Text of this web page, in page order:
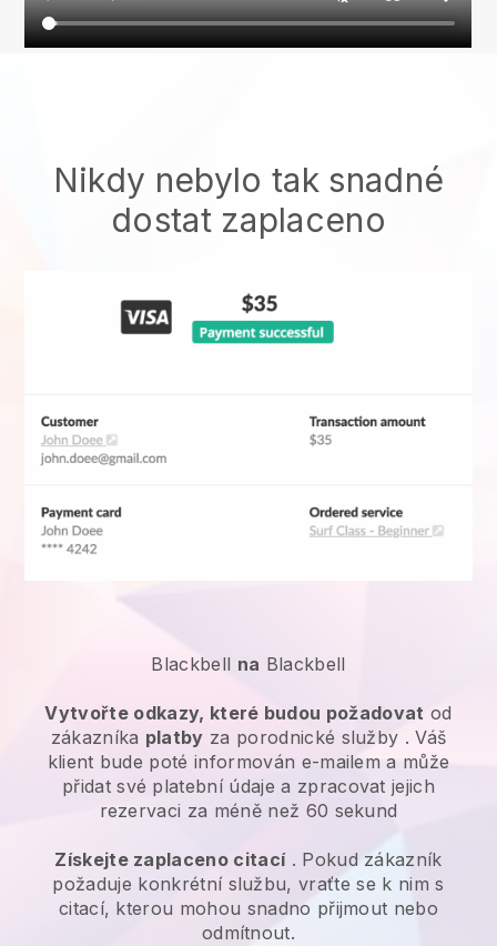
Nikdy nebylo tak snadné
dostat zaplaceno
Blackbell na Blackbell
Vytvořte odkazy, které budou požadovat od
zákazníka platby za porodnické služby . Váš
klient bude poté informován e-mailem a může
přidat své platební údaje a zpracovat jejich
rezervaci za méně než 60 sekund
Získejte zaplaceno citací. Pokud zákazník
požaduje konkrétní službu, vraťte se k nim s
citací, kterou mohou snadno přijmout nebo
odmítnout.